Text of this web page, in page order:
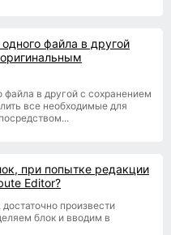
файла в другой
файла в другой с сохранением
все необходимые для
при попытке редакции
Editor?
произвести
блок и вводим в